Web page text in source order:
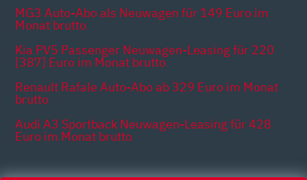
MG3 Auto-Abo als Neuwagen für 149 Euro im
Monat brutto
Kia PV5 Passenger Neuwagen-Leasing für 220
[387] Euro im Monat brutto
Renault Rafale Auto-Abo ab 329 Euro im Monat
brutto
Audi A3 Sportback Neuwagen-Leasing für 428
Euro im Monat brutto